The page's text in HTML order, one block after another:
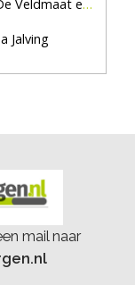
en De Pas
Jalving
mail naar